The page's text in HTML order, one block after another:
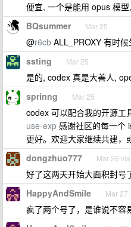
便宜, 一个是能用 opus 模
BQsummer Mar 25
@r6cb ALL_PROXY 有时
ssting Mar 25
是的, codex 真是大善人,
sprinng Mar 25
codex 可以配合我的开源工
use-exp 感谢社区的每一个
更好。欢迎大家继续共建，
dongzhuo777 Mar 26
好了这两天开始大面积封号
HappyAndSmile Mar 27
疯了两个号了，是谁说不容